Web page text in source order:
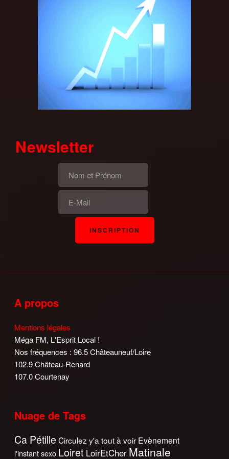
Newsletter
A propos
Mentions légales
Méga FM, L'Esprit Local !
Nos fréquences : 96.5 Châteauneuf/Loire
102.9 Château-Renard
107.0 Courtenay
Nuage de Tags
Ca Pétille Circulez y'a tout à voir Evènement
l'instant sexo Loiret LoirEtCher Matinale